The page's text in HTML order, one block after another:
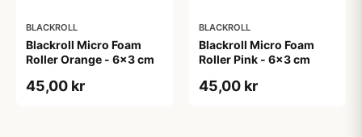
BLACKROLL
Blackroll Micro Foam
Roller Orange - 6x3 cm
45,00 kr
BLACKROLL
Blackroll Micro Foam
Roller Pink - 6x3 cm
45,00 kr